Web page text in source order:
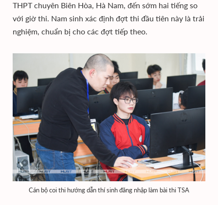
THPT chuyên Biên Hòa, Hà Nam, đến sớm hai tiếng so
với giờ thi. Nam sinh xác định đợt thi đầu tiên này là trải
nghiệm, chuẩn bị cho các đợt tiếp theo.
Cán bộ coi thi hướng dẫn thí sinh đăng nhập làm bài thi TSA